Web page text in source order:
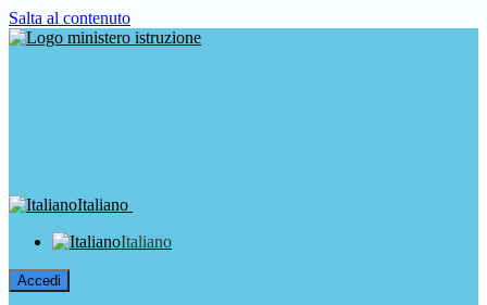
Salta al contenuto
Italiano
Italiano
Accedi